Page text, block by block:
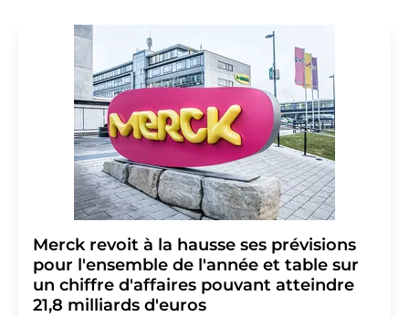
Merck revoit à la hausse ses prévisions
pour l'ensemble de l'année et table sur
un chiffre d'affaires pouvant atteindre
21,8 milliards d'euros